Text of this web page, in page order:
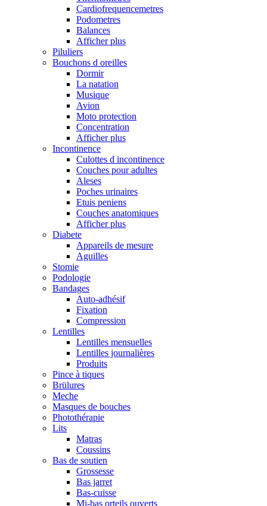
Cardiofrequencemetres
Podometres
Balances
Afficher plus
Piluliers
Bouchons d oreilles
Dormir
La natation
Musique
Avion
Moto protection
Concentration
Afficher plus
Incontinence
Culottes d incontinence
Couches pour adultes
Aleses
Poches urinaires
Etuis peniens
Couches anatomiques
Afficher plus
Diabete
Appareils de mesure
Aguilles
Stomie
Podologie
Bandages
Auto-adhésif
Fixation
Compression
Lentilles
Lentilles mensuelles
Lentilles journalières
Produits
Pince à tiques
Brülures
Meche
Masques de bouches
Photothérapie
Lits
Matras
Coussins
Bas de soutien
Grossesse
Bas jarret
Bas-cuisse
Mi-bas orteils ouverts